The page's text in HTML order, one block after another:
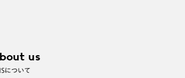
us
について